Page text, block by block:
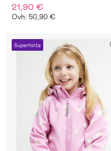
21,90 €
Ovh: 50,90 €
Superhinta